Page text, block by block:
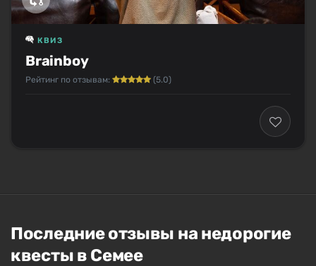
Brainboy
КВИЗ
Рейтинг по отзывам: (5.0)
Последние отзывы на недорогие
квесты в Семее